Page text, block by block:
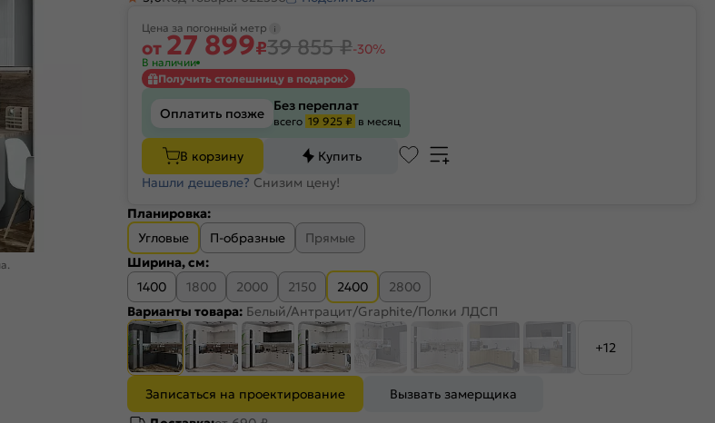
Цена за погонный метр
от 27 899₽39 855₽-30%
В наличии
Получить столешницу в подарок
Оплатить позже Без переплат
всего 19 925 ₽ в месяц
В корзину
Купить
Нашли дешевле? Снизим цену!
Планировка:
Угловые
П-образные
Прямые
Ширина, см:
1400
1800 2000 2150 2400
2800
Варианты товара: Белый/Антрацит/Graphite/Полки ЛДСП
+12
Записаться на проектирование
Вызвать замерщика